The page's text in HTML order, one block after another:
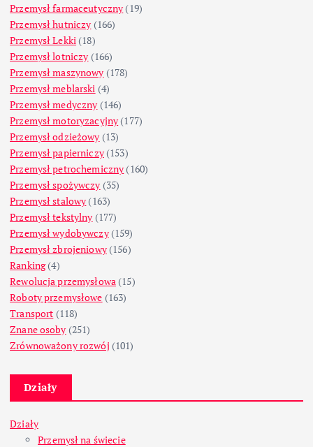
Przemysł farmaceutyczny (19)
Przemysł hutniczy (166)
Przemysł Lekki (18)
Przemysł lotniczy (166)
Przemysł maszynowy (178)
Przemysł meblarski (4)
Przemysł medyczny (146)
Przemysł motoryzacyjny (177)
Przemysł odzieżowy (13)
Przemysł papierniczy(153)
Przemysł petrochemiczny (160)
Przemysł spożywczy (35)
Przemysł stalowy (163)
Przemysł tekstylny (177)
Przemysł wydobywczy(159)
Przemysł zbrojeniowy(156)
Ranking(4)
Rewolucja przemysłowa (15)
Roboty przemysłowe (163)
Transport (118)
Znane osoby (251)
Zrównoważony rozwój (101)
Działy
Działy
Przemysł na świecie